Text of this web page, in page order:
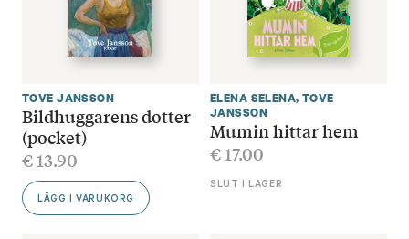
TOVE JANSSON
Bildhuggarens dotter
(pocket)
€13.90
LÄGG I VARUKORG
ELENA SELENA, TOVE
JANSSON
Mumin hittar hem
€17.00
SLUT I LAGER